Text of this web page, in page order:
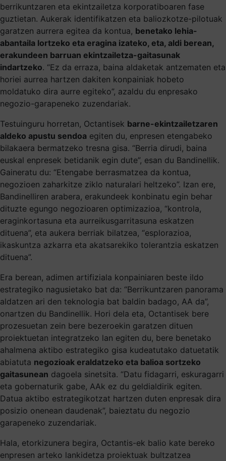
berrikuntzaren eta ekintzailetza korporatiboaren fase
guztietan. Aukerak identifikatzen eta baliozkotze-pilotuak
garatzen aurrera egitea da kontua, benetako lehia-
abantaila lortzeko eta eragina izateko, eta, aldi berean,
erakundeen barruan ekintzailetza-gaitasunak
indartzeko. “Ez da erraza, baina aldaketak antzematen eta
horiei aurrea hartzen dakiten konpainiak hobeto
moldatuko dira aurre egiteko”, azaldu du enpresako
negozio-garapeneko zuzendariak.
Testuinguru horretan, Octantisek barne-ekintzailetzaren
aldeko apustu sendoa egiten du, enpresen etengabeko
bilakaera bermatzeko tresna gisa. “Berria dirudi, baina
euskal enpresek betidanik egin dute”, esan du Bandinellik.
Gaineratu du: “Etengabe berrasmatzea da kontua,
negozioen zaharkitze ziklo naturalari heltzeko”. Izan ere,
Bandinelliren arabera, erakundeek konbinatu egin behar
dituzte egungo negozioaren optimizazioa, “kontrola,
eraginkortasuna eta aurreikusgarritasuna eskatzen
dituena”, eta aukera berriak bilatzea, “esplorazioa,
ikaskuntza azkarra eta akatsarekiko tolerantzia eskatzen
dituena”.
Era berean, adimen artifiziala konpainiaren beste ildo
estrategiko nagusietako bat da: “Berrikuntzaren panorama
aldatzen ari den teknologia bat baldin badago, AA da”,
onartzen du Bandinellik. Hori dela eta, Octantisek bere
prozesuetan zein bere bezeroekin garatzen dituen
proiektuetan integratzeko lan egiten du, bere benetako
ahalmena aktibo estrategiko gisa kudeatutako datuetatik
abiatuta negozioak eraldatzeko eta balioa sortzeko
gaitasunean dagoela sinetsita. “Datu fidagarri, eskuragarri
eta gobernaturik gabe, AAk ez du geldialdirik egiten.
Datua aktibo estrategikotzat hartzen duten enpresak dira
posizio onenean daudenak”, baieztatu du negozio
garapeneko zuzendariak.
Hala, etorkizunera begira, Octantis-ek balio kate bereko
enpresen arteko lankidetza proiektuak bultzatzea